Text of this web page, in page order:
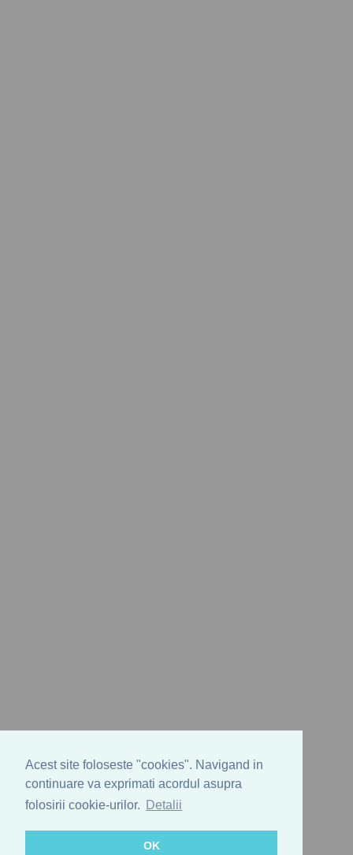
Acest site foloseste "cookies". Navigand in
continuare va exprimati acordul asupra
folosirii cookie-urilor.
Detalii
OK